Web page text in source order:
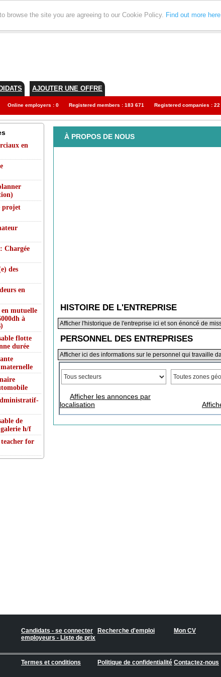
browse the site you are agreeing to our Cookie Policy. Find out more here
AJOUTER UNE OFFRE
Online employers : 0 Registered members : 183 671 Registered companies : 22
en
projet
Chargée
des
en
mutuelle
à
flotte
durée
de
h/f
for
À PROPOS DE NOUS
HISTOIRE DE L'ENTREPRISE
Afficher l'historique de l'entreprise ici et son énoncé de
PERSONNEL DES ENTREPRISES
Afficher ici des informations sur le personnel qui travaille
Afficher les annonces par
localisation
Candidats - se connecter Recherche d'emploi Mon CV
employeurs - Liste de prix
Termes et conditions Politique de confidentialité Contactez-nous